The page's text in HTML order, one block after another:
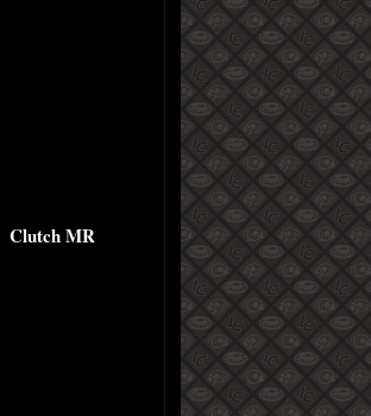
Clutch MR